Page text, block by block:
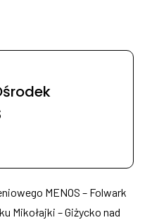
MENOS – Folwark
Mikołajki – Giżycko nad